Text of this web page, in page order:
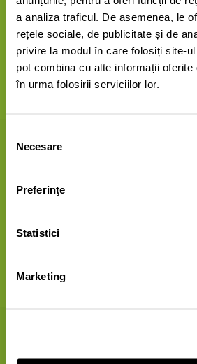
a analiza traficul. De asemenea, le
rețele sociale, de publicitate și de
privire la modul în care folosiți site-
pot combina cu alte informații
în urma folosirii serviciilor lor.
consimțământului
Necesare
Preferinţe
Statistici
Marketing
30 Puncte
Organizează întâlniri de
Reciclează aparate